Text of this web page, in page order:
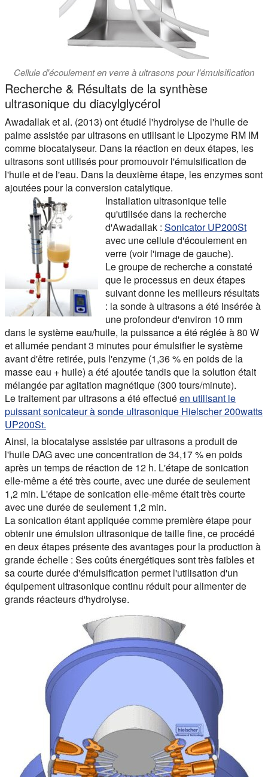
Cellule d'écoulement en verre à ultrasons pour l'émulsification
Recherche & Résultats de la synthèse
ultrasonique du diacylglycérol
Awadallak et al. (2013) ont étudié l'hydrolyse de l'huile de
palme assistée par ultrasons en utilisant le Lipozyme RM IM
comme biocatalyseur. Dans la réaction en deux étapes, les
ultrasons sont utilisés pour promouvoir l'émulsification de
l'huile et de l'eau. Dans la deuxième étape, les enzymes sont
ajoutées pour la conversion catalytique.
Installation ultrasonique telle
qu'utilisée dans la recherche
d'Awadallak : Sonicator UP200St
avec une cellule d'écoulement en
verre (voir l'image de gauche).
Le groupe de recherche a constaté
que le processus en deux étapes
suivant donne les meilleurs résultats
: la sonde à ultrasons a été insérée à
une profondeur d'environ 10 mm
dans le système eau/huile, la puissance a été réglée à 80 W
et allumée pendant 3 minutes pour émulsifier le système
avant d'être retirée, puis l'enzyme (1,36 % en poids de la
masse eau + huile) a été ajoutée tandis que la solution était
mélangée par agitation magnétique (300 tours/minute).
Le traitement par ultrasons a été effectuéen utilisant le
puissant sonicateur à sonde ultrasonique Hielscher 200watts
UP200St.
Ainsi, la biocatalyse assistée par ultrasons a produit de
l'huile DAG avec une concentration de 34,17 % en poids
après un temps de réaction de 12 h. L'étape de sonication
elle-même a été très courte, avec une durée de seulement
1,2 min. L'étape de sonication elle-même était très courte
avec une durée de seulement 1,2 min.
La sonication étant appliquée comme première étape pour
obtenir une émulsion ultrasonique de taille fine, ce procédé
en deux étapes présente des avantages pour la production à
grande échelle : Ses coûts énergétiques sont très faibles et
sa courte durée d'émulsification permet l'utilisation d'un
équipement ultrasonique continu réduit pour alimenter de
grands réacteurs d'hydrolyse.